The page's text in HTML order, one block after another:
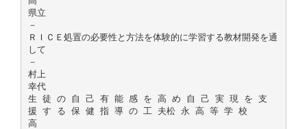
県立
－
ＲＩＣＥ処置の必要性と方法を体験的に学習する教材開発を通
して
－
村上
幸代
生 徒 の 自 己 有 能 感 を 高 め 自 己 実 現 を 支
援 す る 保 健 指 導 の 工 夫松 永 高 等 学 校
高